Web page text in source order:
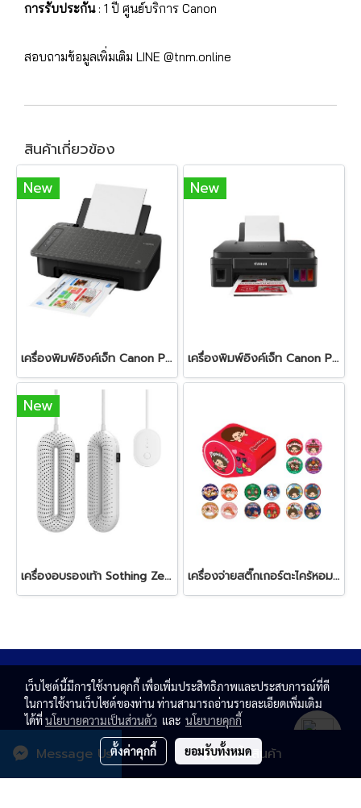
สั่งซื้อสินค้า
Message Us
การรับประกัน: 1 ปี ศูนย์บริการ Canon
สอบถามข้อมูลเพิ่มเติม LINE @tnm.online
สินค้าเกี่ยวข้อง
New
เครื่องพิมพ์อิงค์เจ็ท Canon Pixma TS307
New
เครื่องพิมพ์อิงค์เจ็ท Canon Pixma G3010
New
เครื่องอบรองเท้า Sothing Zero Shoe Dryer (White) เครื่องจ่ายสติ๊กเกอร์ตะไคร้หอมและสติ๊กเกอร์ Sothing Mosquito Reprll Dispenser RED / Patch (MONCHHICHI) - เลือกแบบ
© Copyright 2020 All rights reserved. T.N. MAGNATE
เว็บไซต์นี้มีการใช้งานคุกกี้ เพื่อเพิ่มประสิทธิภาพและประสบการณ์ที่ดี
ในการใช้งานเว็บไซต์ของท่าน ท่านสามารถอ่านรายละเอียดเพิ่มเติม
ได้ที่นโยบายความเป็นส่วนตัว และ นโยบายคุกกี้
ตั้งค่าคุกกี้ ยอมรับทั้งหมด